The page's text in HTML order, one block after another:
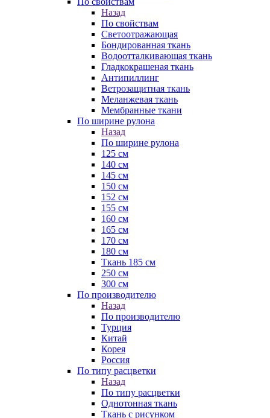
Назад
По свойствам
Светоотражающая
Бондированная ткань
Водоотталкивающая ткань
Гладкокрашеная ткань
Антипиллинг
Ветрозащитная ткань
Меланжевая ткань
Мембранные ткани
По ширине рулона
Назад
По ширине рулона
125 см
140 см
145 см
150 см
152 см
155 см
160 см
165 см
170 см
180 см
Ткань 185 см
250 см
300 см
По производителю
Назад
По производителю
Турция
Китай
Корея
Россия
По типу расцветки
Назад
По типу расцветки
Однотонная ткань
Ткань с рисунком